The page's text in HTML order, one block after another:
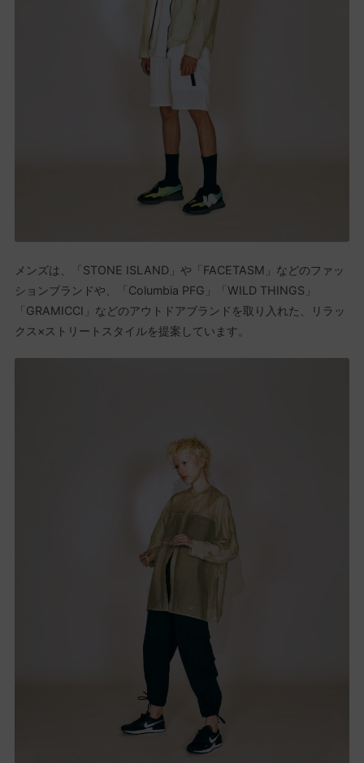
メンズは、「STONE ISLAND」や「FACETASM」などのファッ
ションブランドや、「Columbia PFG」「WILD THINGS」
「GRAMICCI」などのアウトドアブランドを取り入れた、リラッ
クス×ストリートスタイルを提案しています。